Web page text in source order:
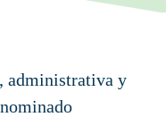
administrativa y